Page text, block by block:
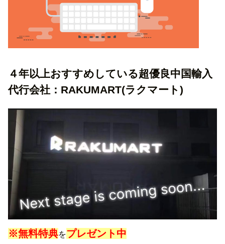
４年以上おすすめしている超優良中国輸入
代行会社：RAKUMART(ラクマート)
※無料特典をプレゼント中